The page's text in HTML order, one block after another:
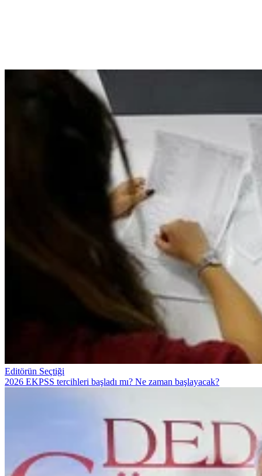
Editörün Seçtiği
2026 EKPSS tercihleri başladı mı? Ne zaman başlayacak?